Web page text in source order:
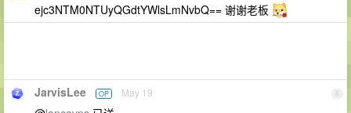
ejc3NTM0NTUyQGdtYWlsLmNvbQ== 谢谢老板
6
JarvisLee OP May 19